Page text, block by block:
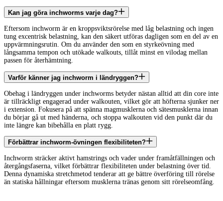
Kan jag göra inchworms varje dag?
Eftersom inchworm är en kroppsviktsrörelse med låg belastning och ingen
tung excentrisk belastning, kan den säkert utföras dagligen som en del av en
uppvärmningsrutin. Om du använder den som en styrkeövning med
långsamma tempon och utökade walkouts, tillåt minst en vilodag mellan
passen för återhämtning.
Varför känner jag inchworm i ländryggen?
Obehag i ländryggen under inchworms betyder nästan alltid att din core inte
är tillräckligt engagerad under walkouten, vilket gör att höfterna sjunker ner
i extension. Fokusera på att spänna magmusklerna och sätesmusklerna innan
du börjar gå ut med händerna, och stoppa walkouten vid den punkt där du
inte längre kan bibehålla en platt rygg.
Förbättrar inchworm-övningen flexibiliteten?
Inchworm sträcker aktivt hamstrings och vader under framåtfällningen och
återgångsfaserna, vilket förbättrar flexibiliteten under belastning över tid.
Denna dynamiska stretchmetod tenderar att ge bättre överföring till rörelse
än statiska hållningar eftersom musklerna tränas genom sitt rörelseomfång.